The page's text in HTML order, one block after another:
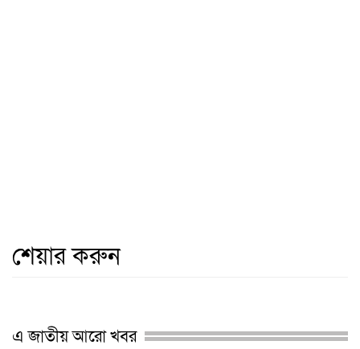
শেয়ার করুন
এ জাতীয় আরো খবর